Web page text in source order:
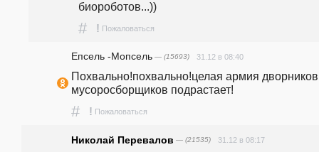
биороботов...))
# ! Пожаловаться
Епсель -Мопсель — (15693) 31.12 в 08:40
Похвально!похвально!целая армия
мусоросборщиков подрастает!
# ! Пожаловаться
Николай Перевалов — (21535) 31.12 в 08:17